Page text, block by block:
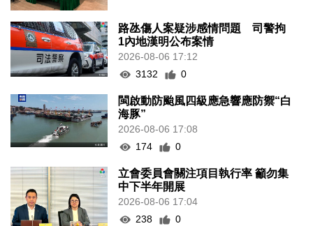
路氹傷人案疑涉感情問題 司警拘
1內地漢明公布案情
2026-08-06 17:12
3132
0
閩啟動防颱風四級應急響應防禦“白
海豚”
2026-08-06 17:08
174
0
立會委員會關注項目執行率 籲勿集
中下半年開展
2026-08-06 17:04
238
0